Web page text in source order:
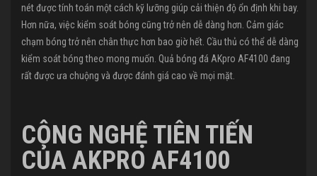
nét được tính toán một cách kỹ lưỡng giúp cải thiện độ ổn định khi bay.
Hơn nữa, việc kiểm soát bóng cũng trở nên dễ dàng hơn. Cảm giác
chạm bóng trở nên chân thực hơn bao giờ hết. Cầu thủ có thể dễ dàng
kiểm soát bóng theo mong muốn. Quả bóng đá AKpro AF4100 đang
rất được ưa chuộng và được đánh giá cao về mọi mặt.
CÔNG NGHỆ TIÊN TIẾN
CỦA AKPRO AF4100